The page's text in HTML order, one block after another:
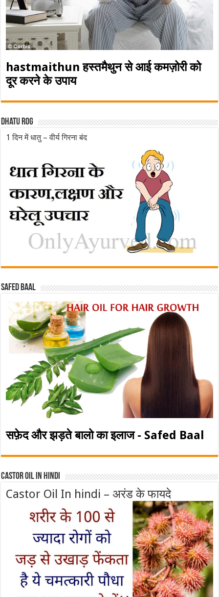
hastmaithun हस्तमैथुन से आई कमज़ोरी को
दूर करने के उपाय
Dhatu rog
1 दिन में धातु – वीर्य गिरना बंद
Safed baal
सफ़ेद और झड़ते बालो का इलाज - Safed Baal
Castor Oil In Hindi
Castor Oil In hindi – अरंड के फायदे